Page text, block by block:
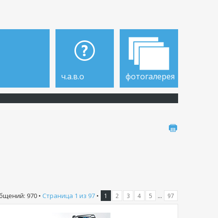
ч.а.в.о фотогалерея
970 • Страница 1 из 97 • 1 2 3 4 5 ... 97